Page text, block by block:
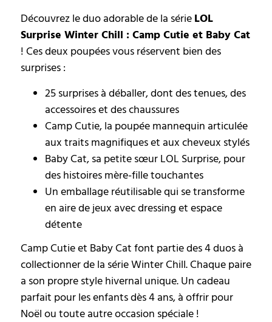
Découvrez le duo adorable de la série LOL
Surprise Winter Chill : Camp Cutie et Baby Cat
! Ces deux poupées vous réservent bien des
surprises :
25 surprises à déballer, dont des tenues, des
accessoires et des chaussures
Camp Cutie, la poupée mannequin articulée
aux traits magnifiques et aux cheveux stylés
Baby Cat, sa petite sœur LOL Surprise, pour
des histoires mère-fille touchantes
Un emballage réutilisable qui se transforme
en aire de jeux avec dressing et espace
détente
Camp Cutie et Baby Cat font partie des 4 duos à
collectionner de la série Winter Chill. Chaque paire
a son propre style hivernal unique. Un cadeau
parfait pour les enfants dès 4 ans, à offrir pour
Noël ou toute autre occasion spéciale !